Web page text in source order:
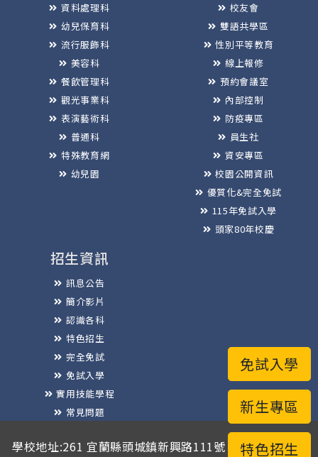
特色招生
新生專區
免試入學
資料處理科
幼兒保育科
流行服飾科
美容科
餐飲管理科
觀光事業科
表演藝術科
普通科
特殊教育網
幼兒園
校友會
雙語共學區
性別平等教育
線上報修
預約會議室
內部控制
防疫專區
員生社
資安專區
校園公開資訊
優質化&完全免試
115年免試入學
頭家80年校慶
招生資訊
訊息公告
簡介影片
認識各科
特色招生
完全免試
免試入學
實用技能學程
常見問題
學校地址:261 宜蘭縣頭城鎮新興路111號 / 電話總機:03-